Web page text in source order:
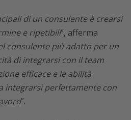
di un consulente è crearsi
e ripetibili“, afferma
consulente più adatto per un
di integrarsi con il team
efficace e le abilità
integrarsi perfettamente con
”.